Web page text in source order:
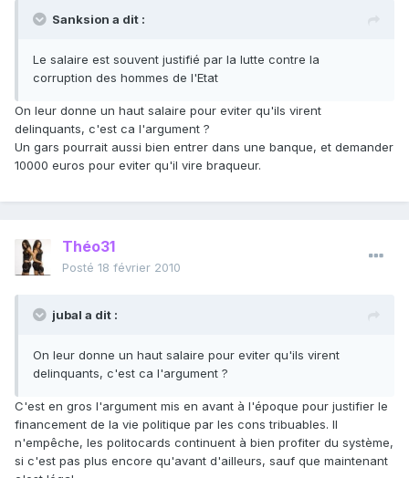
Sanksion a dit :
Le salaire est souvent justifié par la lutte contre la
corruption des hommes de l'Etat
On leur donne un haut salaire pour eviter qu'ils virent
delinquants, c'est ca l'argument ?
Un gars pourrait aussi bien entrer dans une banque, et demander
10000 euros pour eviter qu'il vire braqueur.
Théo31
Posté 18 février 2010
jubal a dit :
On leur donne un haut salaire pour eviter qu'ils virent
delinquants, c'est ca l'argument ?
C'est en gros l'argument mis en avant à l'époque pour justifier le
financement de la vie politique par les cons tribuables. Il
n'empêche, les politocards continuent à bien profiter du système,
si c'est pas plus encore qu'avant d'ailleurs, sauf que maintenant